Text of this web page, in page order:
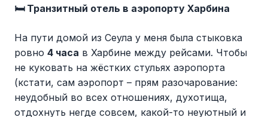
🛏 Транзитный отель в аэропорту Харбина
На пути домой из Сеула у меня была стыковка
ровно 4 часа в Харбине между рейсами. Чтобы
не куковать на жёстких стульях аэропорта
(кстати, сам аэропорт – прям разочарование:
неудобный во всех отношениях, духотища,
отдохнуть негде совсем, какой-то неуютный и